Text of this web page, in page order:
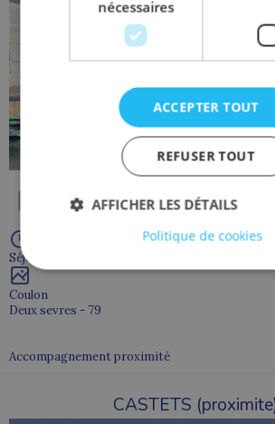
Séjour de 14 jour(s)
Coulon
Deux sevres - 79
Accompagnement proximité
CASTETS
nécessaires
ACCEPTER TOUT
REFUSER TOUT
AFFICHER LES DÉTAILS
Politique de cookies